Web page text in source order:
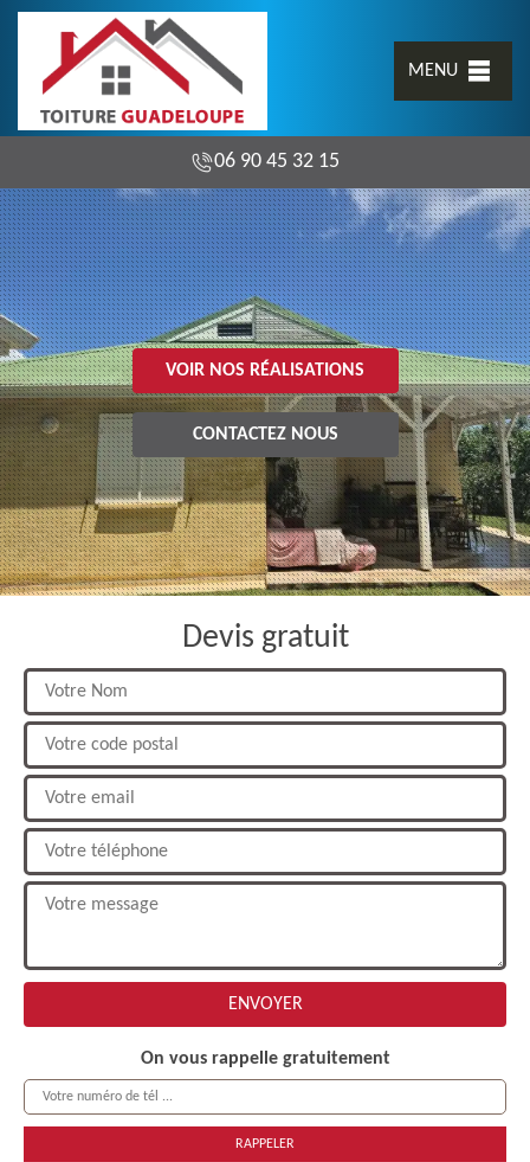
MENU
06 90 45 32 15
VOIR NOS RÉALISATIONS
CONTACTEZ NOUS
Devis gratuit
On vous rappelle gratuitement